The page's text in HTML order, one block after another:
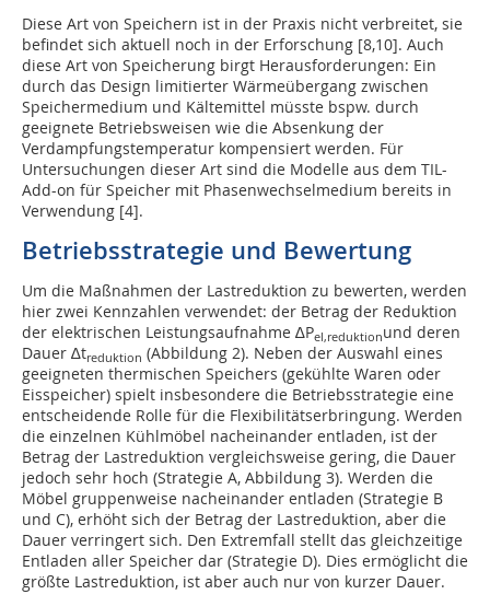
Diese Art von Speichern ist in der Praxis nicht verbreitet, sie
befindet sich aktuell noch in der Erforschung [8,10]. Auch
diese Art von Speicherung birgt Herausforderungen: Ein
durch das Design limitierter Wärmeübergang zwischen
Speichermedium und Kältemittel müsste bspw. durch
geeignete Betriebsweisen wie die Absenkung der
Verdampfungstemperatur kompensiert werden. Für
Untersuchungen dieser Art sind die Modelle aus dem TIL-
Add-on für Speicher mit Phasenwechselmedium bereits in
Verwendung [4].
Betriebsstrategie und Bewertung
Um die Maßnahmen der Lastreduktion zu bewerten, werden
hier zwei Kennzahlen verwendet: der Betrag der Reduktion
der elektrischen Leistungsaufnahme ∆Pel,reduktionund deren
Dauer ∆treduktion (Abbildung 2). Neben der Auswahl eines
geeigneten thermischen Speichers (gekühlte Waren oder
Eisspeicher) spielt insbesondere die Betriebsstrategie eine
entscheidende Rolle für die Flexibilitätserbringung. Werden
die einzelnen Kühlmöbel nacheinander entladen, ist der
Betrag der Lastreduktion vergleichsweise gering, die Dauer
jedoch sehr hoch (Strategie A, Abbildung 3). Werden die
Möbel gruppenweise nacheinander entladen (Strategie B
und C), erhöht sich der Betrag der Lastreduktion, aber die
Dauer verringert sich. Den Extremfall stellt das gleichzeitige
Entladen aller Speicher dar (Strategie D). Dies ermöglicht die
größte Lastreduktion, ist aber auch nur von kurzer Dauer.